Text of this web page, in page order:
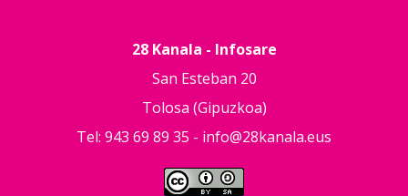
28 Kanala - Infosare
San Esteban 20
Tolosa (Gipuzkoa)
Tel: 943 69 89 35 - info@28kanala.eus